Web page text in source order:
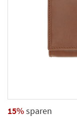
15%sparen